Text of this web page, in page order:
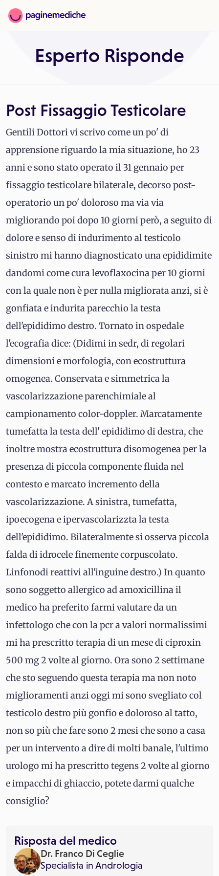
Esperto Risponde
Post Fissaggio Testicolare
Gentili Dottori vi scrivo come un po' di
apprensione riguardo la mia situazione, ho 23
anni e sono stato operato il 31 gennaio per
fissaggio testicolare bilaterale, decorso post-
operatorio un po' doloroso ma via via
migliorando poi dopo 10 giorni però, a seguito di
dolore e senso di indurimento al testicolo
sinistro mi hanno diagnosticato una epididimite
dandomi come cura levoflaxocina per 10 giorni
con la quale non è per nulla migliorata anzi, si è
gonfiata e indurita parecchio la testa
dell'epididimo destro. Tornato in ospedale
l'ecografia dice: (Didimi in sedr, di regolari
dimensioni e morfologia, con ecostruttura
omogenea. Conservata e simmetrica la
vascolarizzazione parenchimiale al
campionamento color-doppler. Marcatamente
tumefatta la testa dell' epididimo di destra, che
inoltre mostra ecostruttura disomogenea per la
presenza di piccola componente fluida nel
contesto e marcato incremento della
vascolarizzazione. A sinistra, tumefatta,
ipoecogena e ipervascolarizzta la testa
dell'epididimo. Bilateralmente si osserva piccola
falda di idrocele finemente corpuscolato.
Linfonodi reattivi all'inguine destro.) In quanto
sono soggetto allergico ad amoxicillina il
medico ha preferito farmi valutare da un
infettologo che con la pcr a valori normalissimi
mi ha prescritto terapia di un mese di ciproxin
500 mg 2 volte al giorno. Ora sono 2 settimane
che sto seguendo questa terapia ma non noto
miglioramenti anzi oggi mi sono svegliato col
testicolo destro più gonfio e doloroso al tatto,
non so più che fare sono 2 mesi che sono a casa
per un intervento a dire di molti banale, l'ultimo
urologo mi ha prescritto tegens 2 volte al giorno
e impacchi di ghiaccio, potete darmi qualche
consiglio?
Risposta del medico
Dr. Franco Di Ceglie
Specialista in Andrologia